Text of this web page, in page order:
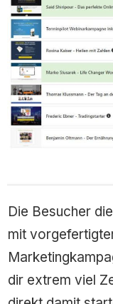
Die Besucher
mit
dir extrem viel